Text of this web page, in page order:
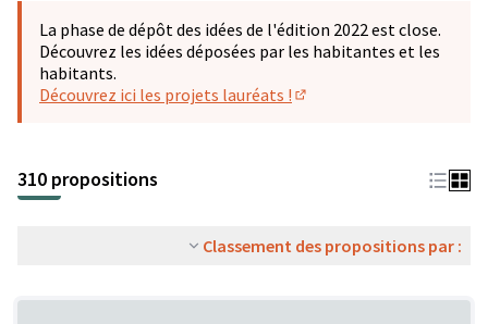
La phase de dépôt des idées de l'édition 2022 est close.
Découvrez les idées déposées par les habitantes et les
habitants.
Découvrez ici les projets lauréats !
310 propositions
Classement des propositions par :